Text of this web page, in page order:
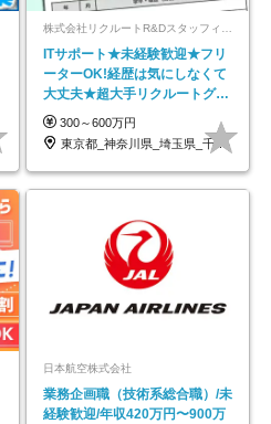
ITサポート★未経験歓迎★フリ
ーターOK!経歴は気にしなくて
大丈夫★超大手リクルートグル
ープの正社員/sg
300～600万円
東京都_神奈川県_埼玉県_千葉県_大阪府…
日本航空株式会社
業務企画職（技術系総合職）/未
経験歓迎/年収420万円〜900万